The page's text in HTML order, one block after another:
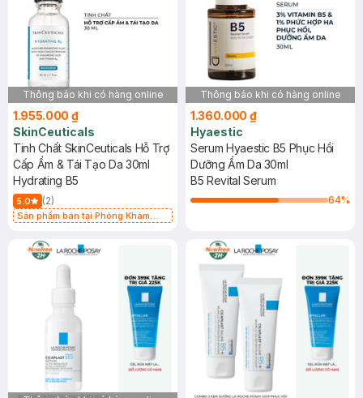
Thông báo khi có hàng online
1.955.000 ₫
SkinCeuticals
Tinh Chất SkinCeuticals Hỗ Trợ
Cấp Ẩm & Tái Tạo Da 30ml
Hydrating B5
5.0 (2)
Sản phẩm bán tại Phòng Khám
Thông báo khi có hàng online
1.360.000 ₫
Hyaestic
Serum Hyaestic B5 Phục Hồi
Dưỡng Ẩm Da 30ml
B5 Revital Serum
64%